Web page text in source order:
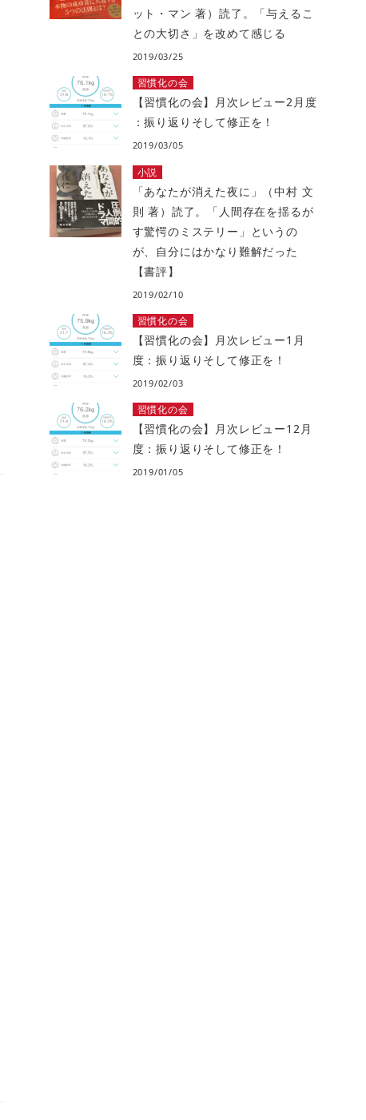
ット・マン 著）読了。「与えるこ
との大切さ」を改めて感じる
2019/03/25
習慣化の会
【習慣化の会】月次レビュー2月度
：振り返りそして修正を！
2019/03/05
小説
「あなたが消えた夜に」（中村 文
則 著）読了。「人間存在を揺るが
す驚愕のミステリー」というの
が、自分にはかなり難解だった
【書評】
2019/02/10
習慣化の会
【習慣化の会】月次レビュー1月
度：振り返りそして修正を！
2019/02/03
習慣化の会
【習慣化の会】月次レビュー12月
度：振り返りそして修正を！
2019/01/05